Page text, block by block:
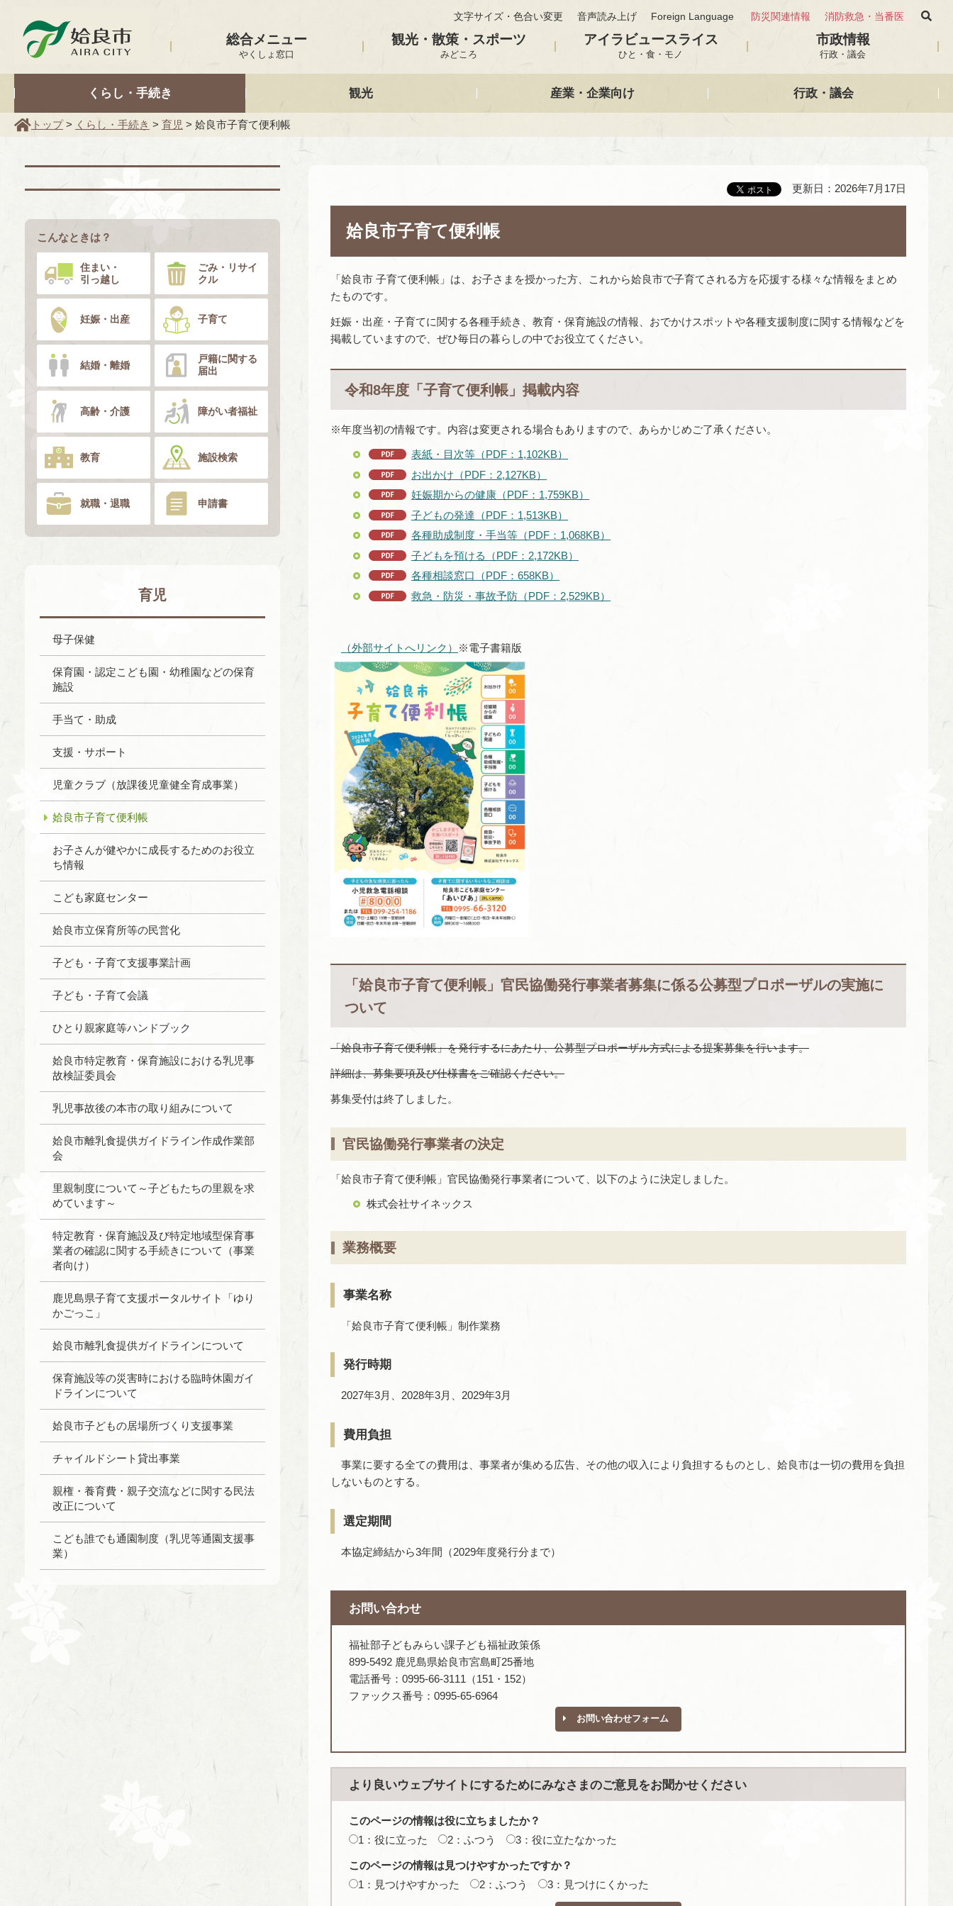
文字サイズ・色合い変更 音声読み上げ Foreign Language 防災関連情報 消防救急・当番医
総合メニュー
やくしょ窓口
観光・散策・スポーツ
みどころ
アイラビュースライス
ひと・食・モノ
市政情報
行政・議会
くらし・手続き 観光 産業・企業向け 行政・議会
トップ> くらし・手続き > 育児 > 姶良市子育て便利帳
こんなときは？
住まい・
引っ越し
ごみ・リサイ
クル
妊娠・出産 子育て
結婚・離婚
戸籍に関する
届出
高齢・介護 障がい者福祉
教育 施設検索
就職・退職 申請書
育児
母子保健
保育園・認定こども園・幼稚園などの保育
施設
手当て・助成
支援・サポート
児童クラブ（放課後児童健全育成事業）
姶良市子育て便利帳
お子さんが健やかに成長するためのお役立
ち情報
こども家庭センター
姶良市立保育所等の民営化
子ども・子育て支援事業計画
子ども・子育て会議
ひとり親家庭等ハンドブック
姶良市特定教育・保育施設における乳児事
故検証委員会
乳児事故後の本市の取り組みについて
姶良市離乳食提供ガイドライン作成作業部
会
里親制度について～子どもたちの里親を求
めています～
特定教育・保育施設及び特定地域型保育事
業者の確認に関する手続きについて（事業
者向け）
鹿児島県子育て支援ポータルサイト「ゆり
かごっこ」
姶良市離乳食提供ガイドラインについて
保育施設等の災害時における臨時休園ガイ
ドラインについて
姶良市子どもの居場所づくり支援事業
チャイルドシート貸出事業
親権・養育費・親子交流などに関する民法
改正について
こども誰でも通園制度（乳児等通園支援事
業）
更新日：2026年7月17日
姶良市子育て便利帳
「姶良市 子育て便利帳」は、お子さまを授かった方、これから姶良市で子育てされる方を応援する様々な情報をまとめ
たものです。
妊娠・出産・子育てに関する各種手続き、教育・保育施設の情報、おでかけスポットや各種支援制度に関する情報などを
掲載していますので、ぜひ毎日の暮らしの中でお役立てください。
令和8年度「子育て便利帳」掲載内容
※年度当初の情報です。内容は変更される場合もありますので、あらかじめご了承ください。
表紙・目次等（PDF：1,102KB）
お出かけ（PDF：2,127KB）
妊娠期からの健康（PDF：1,759KB）
子どもの発達（PDF：1,513KB）
各種助成制度・手当等（PDF：1,068KB）
子どもを預ける（PDF：2,172KB）
各種相談窓口（PDF：658KB）
救急・防災・事故予防（PDF：2,529KB）
（外部サイトへリンク） ※電子書籍版
「姶良市子育て便利帳」官民協働発行事業者募集に係る公募型プロポーザルの実施に
ついて
「姶良市子育て便利帳」を発行するにあたり、公募型プロポーザル方式による提案募集を行います。
詳細は、募集要項及び仕様書をご確認ください。
募集受付は終了しました。
官民協働発行事業者の決定
「姶良市子育て便利帳」官民協働発行事業者について、以下のように決定しました。
株式会社サイネックス
業務概要
事業名称
「姶良市子育て便利帳」制作業務
発行時期
2027年3月、2028年3月、2029年3月
費用負担
事業に要する全ての費用は、事業者が集める広告、その他の収入により負担するものとし、姶良市は一切の費用を負担
しないものとする。
選定期間
本協定締結から3年間（2029年度発行分まで）
お問い合わせ
福祉部子どもみらい課子ども福祉政策係
899-5492 鹿児島県姶良市宮島町25番地
電話番号：0995-66-3111（151・152）
ファックス番号：0995-65-6964
お問い合わせフォーム
より良いウェブサイトにするためにみなさまのご意見をお聞かせください
このページの情報は役に立ちましたか？
1：役に立った
2：ふつう 3：役に立たなかった
このページの情報は見つけやすかったですか？
1：見つけやすかった
2：ふつう 3：見つけにくかった